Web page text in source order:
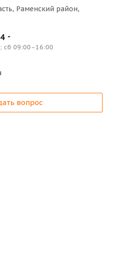
Раменский район,
сб 09:00–16:00
вопрос